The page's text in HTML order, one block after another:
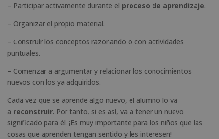
– Participar activamente durante el proceso de aprendizaje.
– Organizar el propio material.
– Construir los conceptos razonando o con actividades
puntuales.
– Comenzar a argumentar y relacionar los conocimientos
nuevos con los ya adquiridos.
Cada vez que se aprende algo nuevo, el alumno lo va
a reconstruir. Por tanto, si es así, va a tener un nuevo
significado para él. ¡Es muy importante para los niños que las
cosas que aprenden tengan sentido y les interesen!